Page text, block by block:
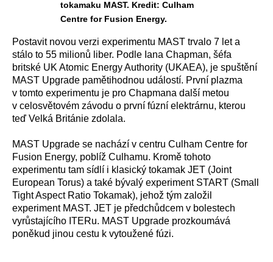
tokamaku MAST. Kredit: Culham
Centre for Fusion Energy.
Postavit novou verzi experimentu MAST trvalo 7 let a
stálo to 55 milionů liber. Podle Iana Chapman, šéfa
britské UK Atomic Energy Authority (UKAEA), je spuštění
MAST Upgrade pamětihodnou událostí. První plazma
v tomto experimentu je pro Chapmana další metou
v celosvětovém závodu o první fúzní elektrárnu, kterou
teď Velká Británie zdolala.
MAST Upgrade se nachází v centru Culham Centre for
Fusion Energy, poblíž Culhamu. Kromě tohoto
experimentu tam sídlí i klasický tokamak JET (Joint
European Torus) a také bývalý experiment START (Small
Tight Aspect Ratio Tokamak), jehož tým založil
experiment MAST. JET je předchůdcem v bolestech
vyrůstajícího ITERu. MAST Upgrade prozkoumává
poněkud jinou cestu k vytoužené fúzi.